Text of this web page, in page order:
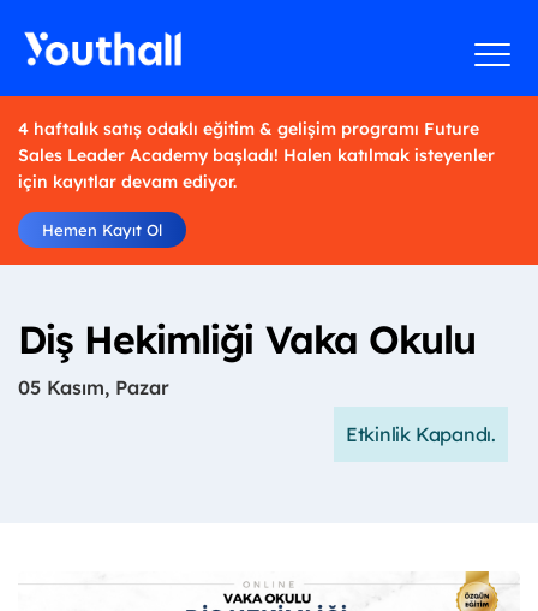
4 haftalık satış odaklı eğitim & gelişim programı Future
Sales Leader Academy başladı! Halen katılmak isteyenler
için kayıtlar devam ediyor.
Hemen Kayıt Ol
Diş Hekimliği Vaka Okulu
05 Kasım, Pazar
Etkinlik Kapandı.